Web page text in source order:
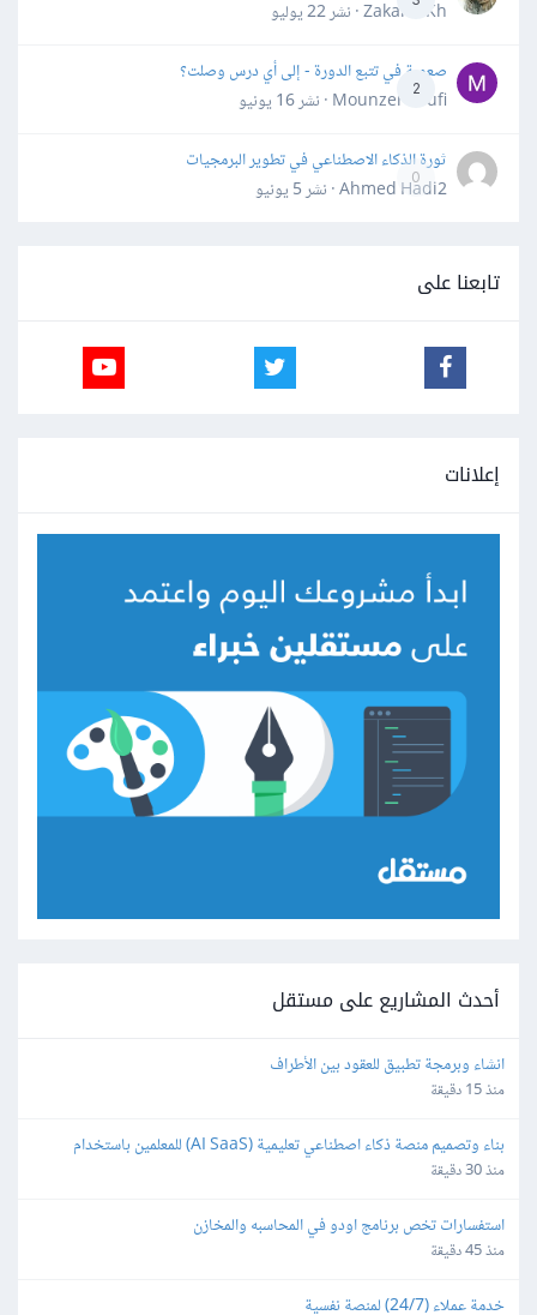
Zakaria Kh · نشر
22 يوليو
2
صعوبة في تتبع الدورة - إلى أي درس وصلت؟
Mounzer Soufi · نشر
16 يونيو
0
ثورة الذكاء الاصطناعي في تطوير البرمجيات
Ahmed Hadi2 · نشر
5 يونيو
تابعنا على
إعلانات
أحدث المشاريع على مستقل
انشاء وبرمجة تطبيق للعقود بين الأطراف
منذ 15 دقيقة
Bubble.io
منذ 30 دقيقة
استفسارات تخص برنامج اودو في المحاسبه والمخازن
منذ 45 دقيقة
خدمة عملاء (24/7) لمنصة نفسية